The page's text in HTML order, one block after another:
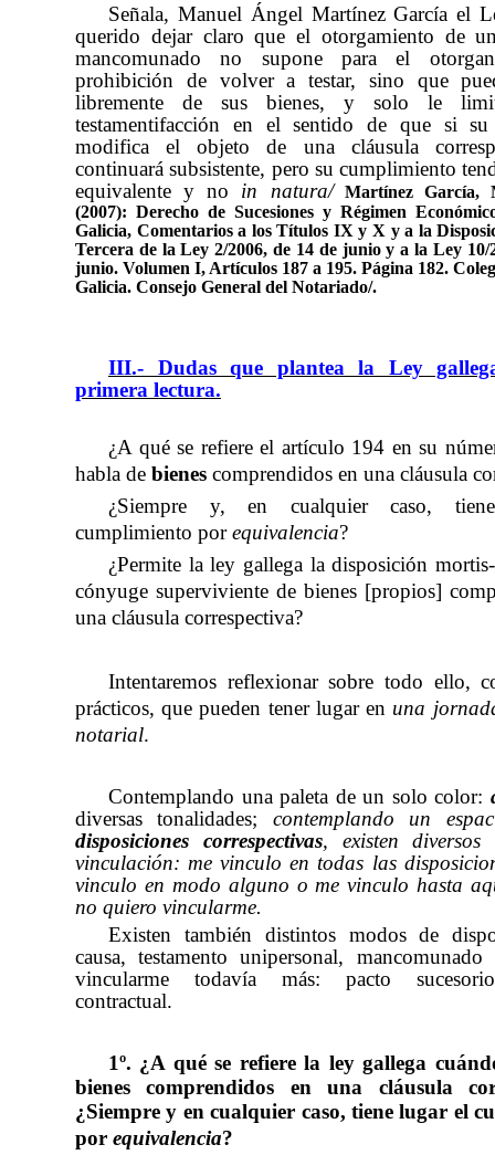
Señala, Manuel Ángel Martínez García el
querido dejar claro que el otorgamiento de
mancomunado no supone para el
prohibición de volver a testar, sino que
libremente de sus bienes, y solo le
testamentifacción en el sentido de que si su
modifica el objeto de una cláusula
continuará subsistente, pero su cumplimiento
equivalente y no in natura/Martínez García,
(2007): Derecho de Sucesiones y Régimen
Galicia, Comentarios a los Títulos IX y X y a la
Tercera de la Ley 2/2006, de 14 de junio y a la Ley 10/
junio. Volumen I, Artículos 187 a 195. Página 182.
Galicia. Consejo General del Notariado/.
III.- Dudas que plantea la Ley
primera lectura.
¿A qué se refiere el artículo 194 en su
habla de bienes comprendidos en una cláusula
¿Siempre y, en cualquier caso,
cumplimiento porequivalencia?
¿Permite la ley gallega la disposición
cónyuge superviviente de bienes [propios]
una cláusula correspectiva?
Intentaremos reflexionar sobre todo ello,
prácticos, que pueden tener lugar en una
notarial.
Contemplando una paleta de un solo color:
diversas tonalidades; contemplando un
disposiciones correspectivas, existen diversos
vinculación: me vinculo en todas las
vinculo en modo alguno o me vinculo hasta
no quiero vincularme.
Existen también distintos modos de
causa, testamento unipersonal,
vincularme todavía más: pacto
contractual.
1º. ¿A qué se refiere la ley gallega
bienes comprendidos en una cláusula
¿Siempre y en cualquier caso, tiene lugar el
por equivalencia?